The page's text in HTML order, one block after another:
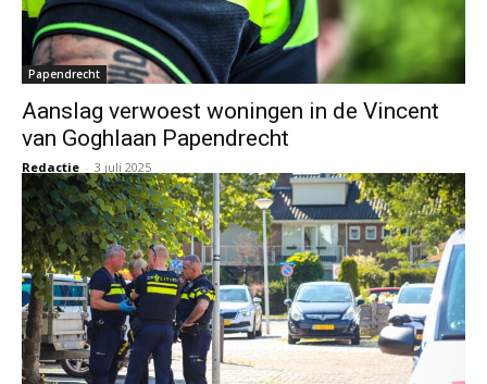
Papendrecht
Aanslag verwoest woningen in de Vincent
van Goghlaan Papendrecht
Redactie - 3 juli 2025